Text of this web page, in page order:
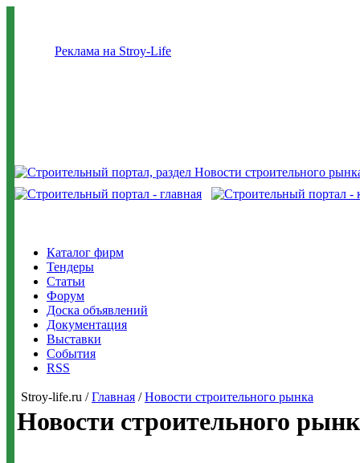
Реклама на Stroy-Life
Каталог фирм
Тендеры
Статьи
Форум
Доска объявлений
Документация
Выставки
События
RSS
Stroy-life.ru /Главная /Новости строительного рынка
Новости строительного